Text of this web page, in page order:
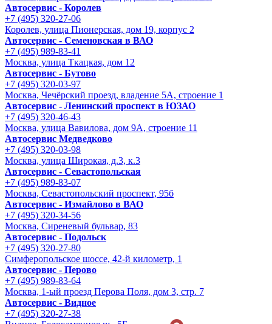
Автосервис - Королев
+7 (495) 320-27-06
Королев, улица Пионерская, дом 19, корпус 2
Автосервис - Семеновская в ВАО
+7 (495) 989-83-41
Москва, улица Ткацкая, дом 12
Автосервис - Бутово
+7 (495) 320-03-97
Москва, Чечёрский проезд, владение 5А, строение 1
Автосервис - Ленинский проспект в ЮЗАО
+7 (495) 320-46-43
Москва, улица Вавилова, дом 9A, строение 11
Автосервис Медведково
+7 (495) 320-03-98
Москва, улица Широкая, д.3, к.3
Автосервис - Cевастопольская
+7 (495) 989-83-07
Москва, Севастопольский проспект, 95б
Автосервис - Измайлово в ВАО
+7 (495) 320-34-56
Москва, Сиреневый бульвар, 83
Автосервис - Подольск
+7 (495) 320-27-80
Симферопольское шоссе, 42-й километр, 1
Автосервис - Перово
+7 (495) 989-83-64
Москва, 1-ый проезд Перова Поля, дом 3, стр. 7
Автосервис - Видное
+7 (495) 320-27-38